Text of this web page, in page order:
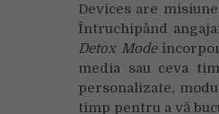
Devices are
Întruchipând
Detox Mode
media sau ceva
personalizate,
timp pentru a vă